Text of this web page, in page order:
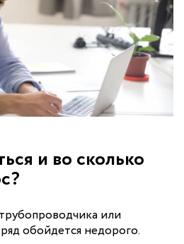
и во сколько
или
обойдется недорого.